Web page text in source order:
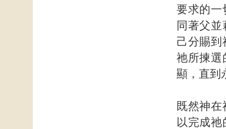
要求的一
同著父
己分賜到
祂所揀選
顯，直到
既然神
以完成